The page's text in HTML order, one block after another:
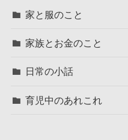
家と服のこと
家族とお金のこと
日常の小話
育児中のあれこれ